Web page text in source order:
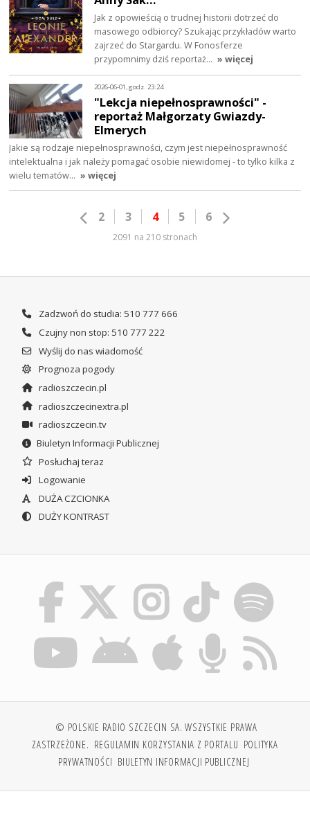
Jak z opowieścią o trudnej historii dotrzeć do
masowego odbiorcy? Szukając przykładów warto
zajrzeć do Stargardu. W Fonosferze
przypomnimy dziś reportaż… » więcej
2026-06-01, godz. 23:24
"Lekcja niepełnosprawności" -
reportaż Małgorzaty Gwiazdy-
Elmerych
Jakie są rodzaje niepełnosprawności, czym jest niepełnosprawność
intelektualna i jak należy pomagać osobie niewidomej - to tylko kilka z
wielu tematów… » więcej
2 3 4 5 6
2091 na 210 stronach
Zadzwoń do studia: 510 777 666
Czujny non stop: 510 777 222
Wyślij do nas wiadomość
Prognoza pogody
radioszczecin.pl
radioszczecinextra.pl
radioszczecin.tv
Biuletyn Informacji Publicznej
Posłuchaj teraz
Logowanie
DUŻA CZCIONKA
DUŻY KONTRAST
© POLSKIE RADIO SZCZECIN SA. WSZYSTKIE PRAWA
ZASTRZEŻONE. REGULAMIN KORZYSTANIA Z PORTALU POLITYKA
PRYWATNOŚCI BIULETYN INFORMACJI PUBLICZNEJ